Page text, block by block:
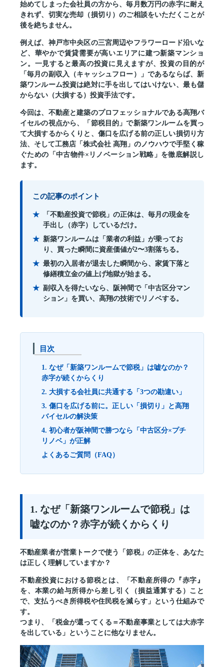
始めてしまった会社員の方から、毎月数万円の赤字に耐え
きれず、切実な売却（損切り）のご相談をいただくことが
後を絶ちません。
例えば、神戸市中央区の三宮周辺やフラワーロード沿いな
ど、華やかで賃貸需要が高いエリアに建つ新築マンショ
ン。一見すると最高の投資に見えますが、投資の目的が
「毎月の副収入（キャッシュフロー）」であるならば、 新
築ワンルーム投資は絶対に手を出してはいけない、最も儲
からない（大損する）投資手法です。
今回は、不動産と建築のプロフェッショナルである高翔バ
イセルの視点から、「節税目的」で新築ワンルームを買っ
て大損するからくりと、傷口を広げる前の正しい損切り方
法、そして工務店「株式会社 高翔」のノウハウで手堅く稼
ぐための「中古物件×リノベーション戦略」を徹底解説し
ます。
この記事のポイント
「不動産投資で節税」の正体は、毎月の現金を
手出し（赤字）しているだけ。
新築ワンルームは「業者の利益」が乗ってお
り、買った瞬間に資産価値が2〜3割落ちる。
最初の入居者が退去した瞬間から、家賃下落と
修繕積立金の値上げ地獄が始まる。
副収入を得たいなら、阪神間で「中古区分マン
ション」を買い、高翔の技術でリノベする。
目次
1. なぜ「新築ワンルームで節税」は嘘なのか？
赤字が続くからくり
2. 大損する会社員に共通する「3つの勘違い」
3. 傷口を広げる前に。正しい「損切り」と高翔
バイセルの解決策
4. 初心者が阪神間で勝つなら「中古区分×プチ
リノベ」が正解
よくあるご質問（FAQ）
1. なぜ「新築ワンルームで節税」は
嘘なのか？赤字が続くからくり
不動産業者が営業トークで使う「節税」の正体を、あなた
は正しく理解していますか？
不動産投資における節税とは、
「不動産所得の『赤字』
を、本業の給与所得から差し引く（損益通算する）こと
で、支払うべき所得税や住民税を減らす」 という仕組みで
す。
つまり、「税金が還ってくる＝不動産事業としては大赤字
を出している」ということに他なりません。